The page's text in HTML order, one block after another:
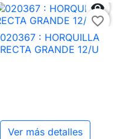

favorite_border
020367 : HORQUILLA
RECTA GRANDE 12/U
Ver más detalles